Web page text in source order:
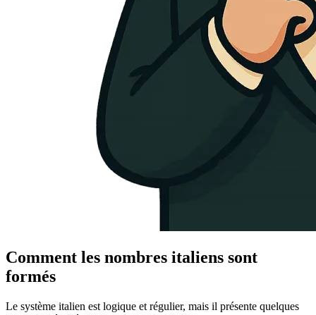
Comment les nombres italiens sont
formés
Le système italien est logique et régulier, mais il présente quelques